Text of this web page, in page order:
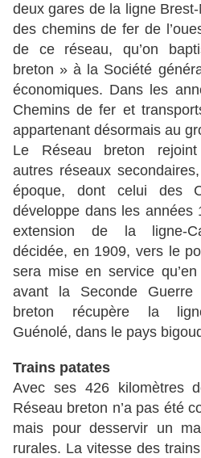
deux gares de la ligne
des chemins de fer de
de ce réseau, qu’on
breton » à la Société
économiques. Dans les
Chemins de fer et
appartenant désormais au
Le Réseau breton rejoint
autres réseaux
époque, dont celui des
développe dans les années
extension de la ligne-
décidée, en 1909, vers le
sera mise en service
avant la Seconde Guerre
breton récupère la ligne
Guénolé, dans le pays
Trains patates
Avec ses 426 kilomètres
Réseau breton n’a pas été
mais pour desservir un
rurales. La vitesse des